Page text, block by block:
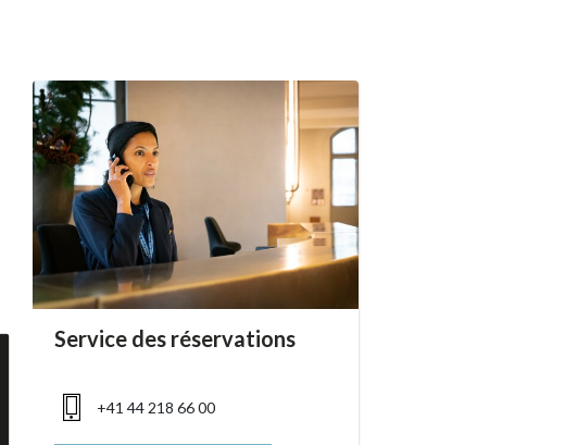
accessibility.sr-only.person_card_info
Service des réservations
accessibility.sr-only.phone
+41 44 218 66 00